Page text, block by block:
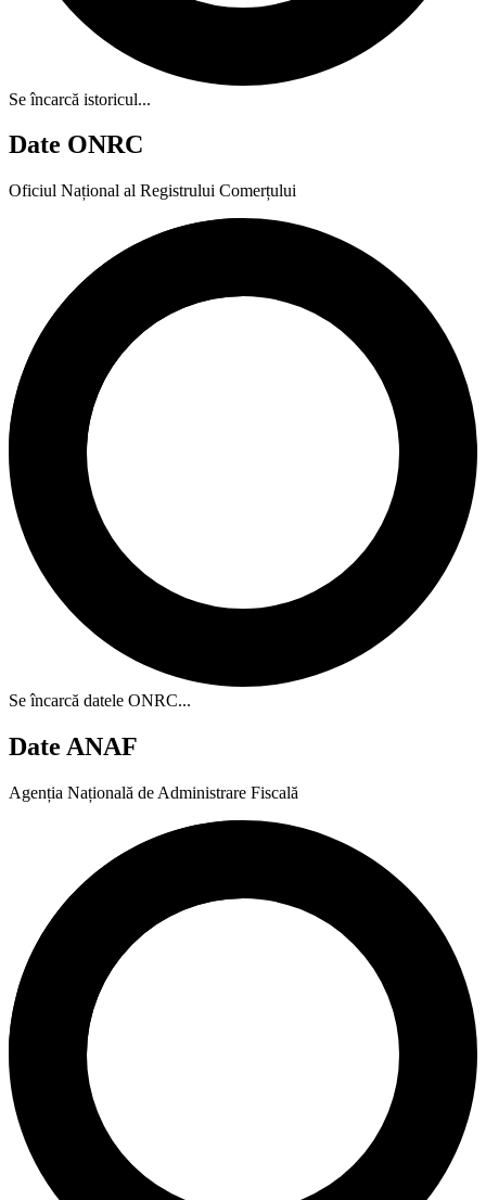
Se încarcă istoricul...
Date ONRC
Oficiul Național al Registrului Comerțului
Se încarcă datele ONRC...
Date ANAF
Agenția Națională de Administrare Fiscală